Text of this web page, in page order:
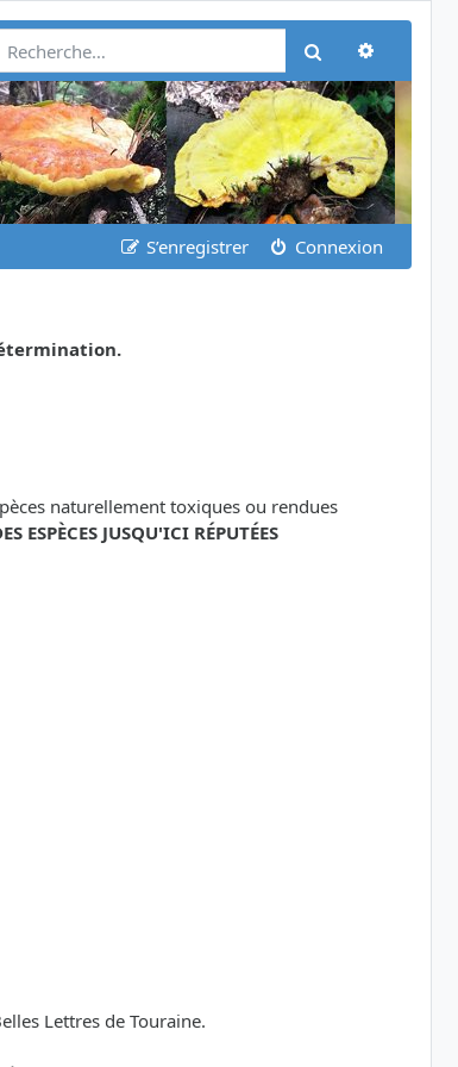
Rechercher
S’enregistrer Connexion
naturellement toxiques ou rendues
ESPÈCES JUSQU'ICI RÉPUTÉES
Lettres de Touraine.